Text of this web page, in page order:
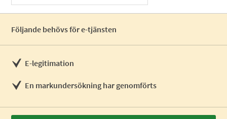
Följande behövs för e-tjänsten
E-legitimation
En markundersökning har genomförts